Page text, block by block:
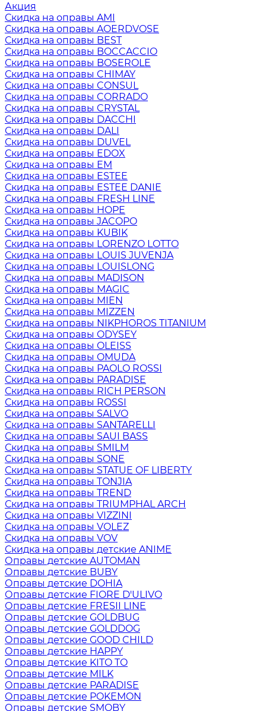
Акция
Скидка на оправы AMI
Скидка на оправы AOERDVOSE
Скидка на оправы BEST
Скидка на оправы BOCCACCIO
Скидка на оправы BOSEROLE
Скидка на оправы CHIMAY
Скидка на оправы CONSUL
Скидка на оправы CORRADO
Скидка на оправы CRYSTAL
Скидка на оправы DACCHI
Скидка на оправы DALI
Скидка на оправы DUVEL
Скидка на оправы EDOX
Скидка на оправы EM
Скидка на оправы ESTEE
Скидка на оправы ESTEE DANIE
Скидка на оправы FRESH LINE
Скидка на оправы HOPE
Скидка на оправы JACOPO
Скидка на оправы KUBIK
Скидка на оправы LORENZO LOTTO
Скидка на оправы LOUIS JUVENJA
Скидка на оправы LOUISLONG
Скидка на оправы MADISON
Скидка на оправы MAGIC
Скидка на оправы MIEN
Скидка на оправы MIZZEN
Скидка на оправы NIKPHOROS TITANIUM
Скидка на оправы ODYSEY
Скидка на оправы OLEISS
Скидка на оправы OMUDA
Скидка на оправы PAOLO ROSSI
Скидка на оправы PARADISE
Скидка на оправы RICH PERSON
Скидка на оправы ROSSI
Скидка на оправы SALVO
Скидка на оправы SANTARELLI
Скидка на оправы SAUI BASS
Скидка на оправы SMILM
Скидка на оправы SONE
Скидка на оправы STATUE OF LIBERTY
Скидка на оправы TONJIA
Скидка на оправы TREND
Скидка на оправы TRIUMPHAL ARCH
Скидка на оправы VIZZINI
Скидка на оправы VOLEZ
Скидка на оправы VOV
Скидка на оправы детские ANIME
Оправы детские AUTOMAN
Оправы детские BUBY
Оправы детские DOHIA
Оправы детские FIORE D'ULIVO
Оправы детские FRESII LINE
Оправы детские GOLDBUG
Оправы детские GOLDDOG
Оправы детские GOOD CHILD
Оправы детские HAPPY
Оправы детские KITO TO
Оправы детские MILK
Оправы детские PARADISE
Оправы детские POKEMON
Оправы детские SMOBY